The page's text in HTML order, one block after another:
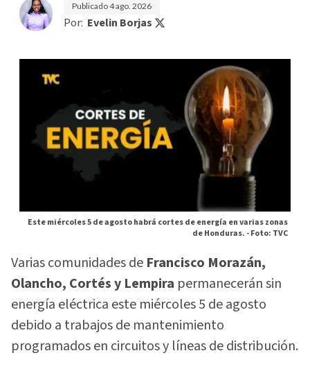
Publicado4 ago. 2026
Por: Evelin Borjas
Este miércoles 5 de agosto habrá cortes de energía en varias zonas
de Honduras. -Foto: TVC
Varias comunidades de Francisco Morazán,
Olancho, Cortés y Lempira permanecerán sin
energía eléctrica este miércoles 5 de agosto
debido a trabajos de mantenimiento
programados en circuitos y líneas de distribución.